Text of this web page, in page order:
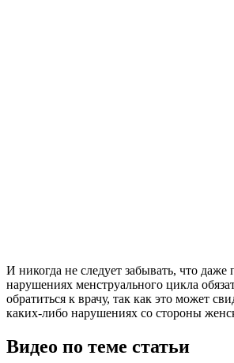
И никогда не следует забывать, что даже
нарушениях менструального цикла
обратиться к врачу, так как это может
каких-либо нарушениях со стороны
Видео по теме статьи